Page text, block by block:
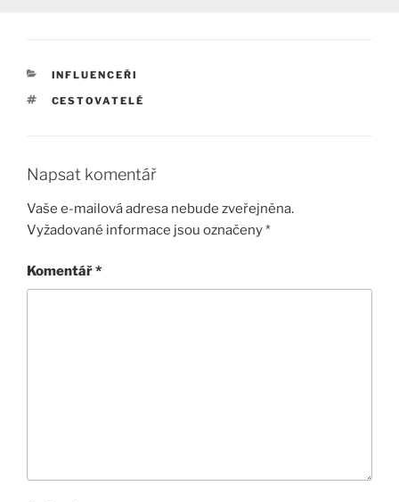
RUBRIKY
INFLUENCEŘI
ŠTÍTKY
CESTOVATELÉ
Napsat komentář
Vaše e-mailová adresa nebude zveřejněna.
Vyžadované informace jsou označeny*
Komentář*